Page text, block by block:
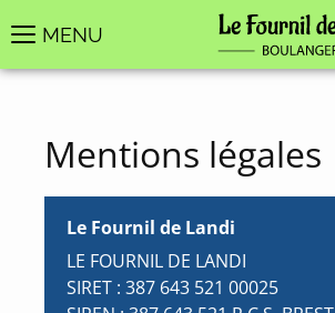
MENU
Mentions légales
Le Fournil de Landi
LE FOURNIL DE LANDI
SIRET : 387 643 521 00025